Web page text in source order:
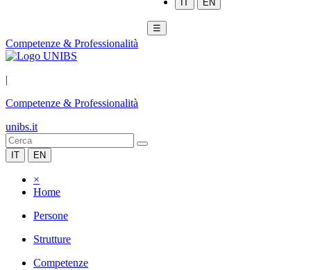
IT EN
☰
Competenze & Professionalità
|
Competenze & Professionalità
unibs.it
IT EN
×
Home
Persone
Strutture
Competenze